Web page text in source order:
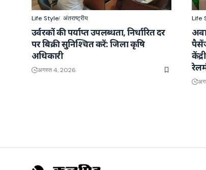
Life Style अंतराष्ट्रीय
उर्वरकों की पर्याप्त उपलब्धता, निर्धारित दर
पर बिक्री सुनिश्चित करें: जिला कृषि
अधिकारी
अगस्त 4, 2026
Life